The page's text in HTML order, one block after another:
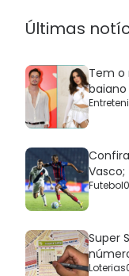
Últimas
Tem o
Futebol
Super
Loterias